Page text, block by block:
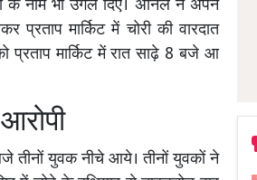
के नाम भी उगल दिए। अनिल ने अपने
प्रताप मार्किट में चोरी की वारदात
प्रताप मार्किट में रात साढ़े 8 बजे आ
तीनों युवक नीचे आये। तीनों युवकों ने